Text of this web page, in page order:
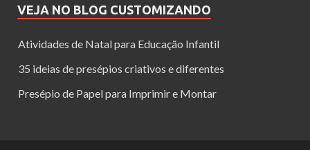
VEJA NO BLOG CUSTOMIZANDO
Atividades de Natal para Educação Infantil
35 ideias de presépios criativos e diferentes
Presépio de Papel para Imprimir e Montar